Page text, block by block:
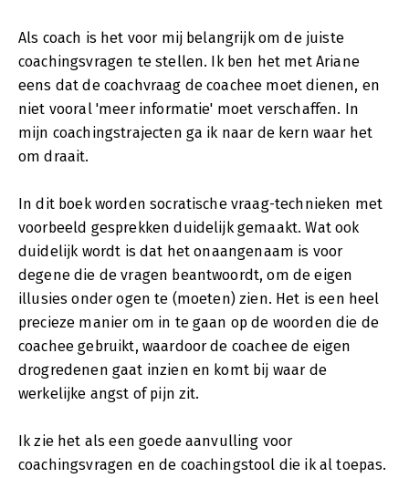
Als coach is het voor mij belangrijk om de juiste
coachingsvragen te stellen. Ik ben het met Ariane
eens dat de coachvraag de coachee moet dienen, en
niet vooral 'meer informatie' moet verschaffen. In
mijn coachingstrajecten ga ik naar de kern waar het
om draait.
In dit boek worden socratische vraag-technieken met
voorbeeld gesprekken duidelijk gemaakt. Wat ook
duidelijk wordt is dat het onaangenaam is voor
degene die de vragen beantwoordt, om de eigen
illusies onder ogen te (moeten) zien. Het is een heel
precieze manier om in te gaan op de woorden die de
coachee gebruikt, waardoor de coachee de eigen
drogredenen gaat inzien en komt bij waar de
werkelijke angst of pijn zit.
Ik zie het als een goede aanvulling voor
coachingsvragen en de coachingstool die ik al toepas.